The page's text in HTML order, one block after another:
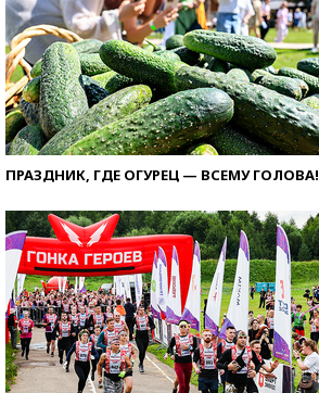
ПРАЗДНИК, ГДЕ ОГУРЕЦ — ВСЕМУ ГОЛОВА!